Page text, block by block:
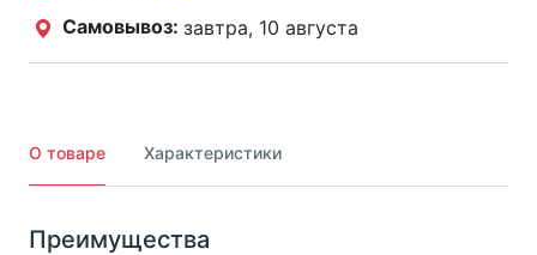
Самовывоз: завтра, 10 августа
О товаре Характеристики
Преимущества